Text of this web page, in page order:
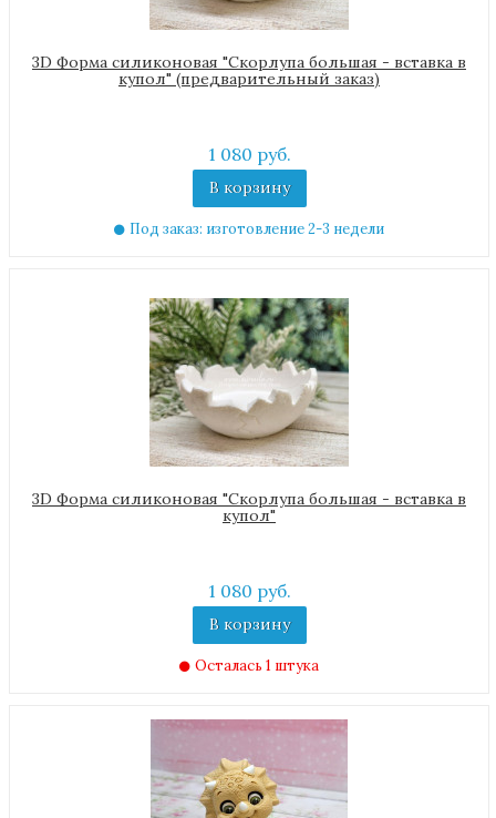
3D Форма силиконовая "Скорлупа большая - вставка в
купол" (предварительный заказ)
1 080 руб.
В корзину
Под заказ: изготовление 2-3 недели
3D Форма силиконовая "Скорлупа большая - вставка в
купол"
1 080 руб.
В корзину
Осталась 1 штука